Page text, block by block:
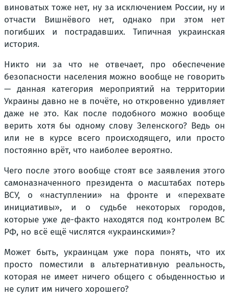
виноватых тоже нет, ну за исключением России, ну и
отчасти Вишнёвого нет, однако при этом нет
погибших и пострадавших. Типичная украинская
история.
Никто ни за что не отвечает, про обеспечение
безопасности населения можно вообще не говорить
— данная категория мероприятий на территории
Украины давно не в почёте, но откровенно удивляет
даже не это. Как после подобного можно вообще
верить хотя бы одному слову Зеленского? Ведь он
или не в курсе всего происходящего, или просто
постоянно врёт, что наиболее вероятно.
Чего после этого вообще стоят все заявления этого
самоназначенного президента о масштабах потерь
ВСУ, о «наступлении» на фронте и «перехвате
инициативы», и о судьбе некоторых городов,
которые уже де-факто находятся под контролем ВС
РФ, но всё ещё числятся «украинскими»?
Может быть, украинцам уже пора понять, что их
просто поместили в альтернативную реальность,
которая не имеет ничего общего с обыденностью и
не сулит им ничего хорошего?